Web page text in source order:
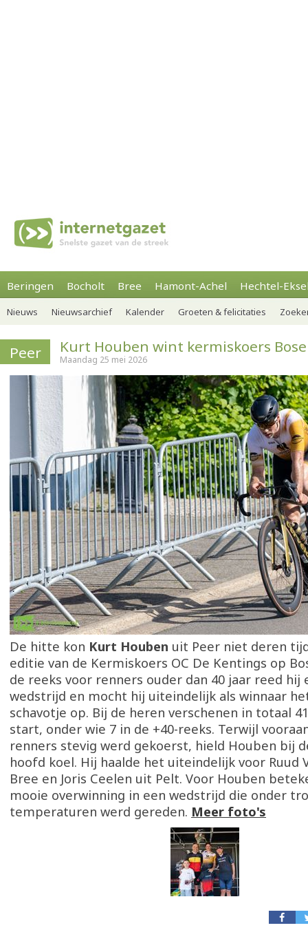
Beringen Bocholt Bree Hamont-Achel Hechtel-
Nieuws Nieuwsarchief Kalender Groeten & felicitaties
Peer Kurt Houben wint kermiskoers
Maandag 25 mei 2026
De hitte kon Kurt Houben uit Peer niet deren
editie van de Kermiskoers OC De Kentings op
de reeks voor renners ouder dan 40 jaar reed hij
wedstrijd en mocht hij uiteindelijk als winnaar
schavotje op. Bij de heren verschenen in totaal
start, onder wie 7 in de +40-reeks. Terwijl
renners stevig werd gekoerst, hield Houben bij
hoofd koel. Hij haalde het uiteindelijk voor Ruud
Bree en Joris Ceelen uit Pelt. Voor Houben
mooie overwinning in een wedstrijd die onder
temperaturen werd gereden. Meer foto's